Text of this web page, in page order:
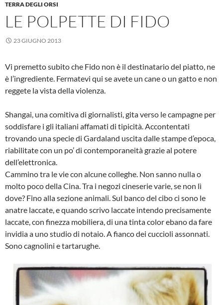
TERRA DEGLI ORSI
LE POLPETTE DI FIDO
23 GIUGNO 2013
Vi premetto subito che Fido non è il destinatario del piatto, ne
è l’ingrediente. Fermatevi qui se avete un cane o un gatto e non
reggete la vista della violenza.
Shangai, una comitiva di giornalisti, gita verso le campagne per
soddisfare i gli italiani affamati di tipicità. Accontentati
trovando una specie di Gardaland uscita dalle stampe d’epoca,
riabilitate con un po’ di contemporaneità grazie al potere
dell’elettronica.
Cammino tra le vie con alcune colleghe. Non sanno nulla o
molto poco della Cina. Tra i negozi cineserie varie, se non lì
dove? Fino alla sezione animali. Sul banco del cibo ci sono le
anatre laccate, e quando scrivo laccate intendo precisamente
laccate, con finezza mobiliera, di una tinta color ebano da fare
invidia a uno studio di notaio. A fianco dei cuccioli assonnati.
Sono cagnolini e tartarughe.